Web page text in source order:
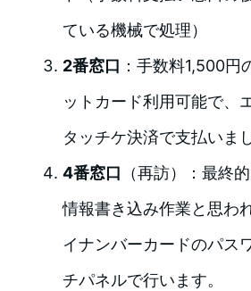
ている機械で処理）
2番窓口 ：手数料1,500円
ットカード利用可能で、
タッチケ決済で支払いまし
4番窓口 （再訪）：最終
情報書き込み作業と思わ
イナンバーカードのパス
チパネルで行います。